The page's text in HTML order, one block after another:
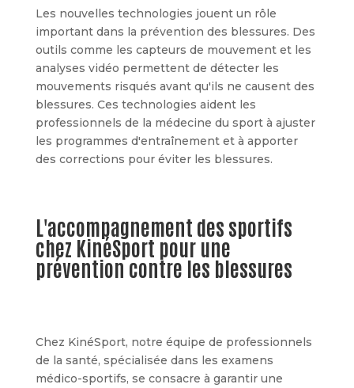
Les nouvelles technologies jouent un rôle
important dans la prévention des blessures. Des
outils comme les capteurs de mouvement et les
analyses vidéo permettent de détecter les
mouvements risqués avant qu'ils ne causent des
blessures. Ces technologies aident les
professionnels de la médecine du sport à ajuster
les programmes d'entraînement et à apporter
des corrections pour éviter les blessures.
L'accompagnement des sportifs
chez KinéSport pour une
prévention contre les blessures
Chez KinéSport, notre équipe de professionnels
de la santé, spécialisée dans les examens
médico-sportifs, se consacre à garantir une